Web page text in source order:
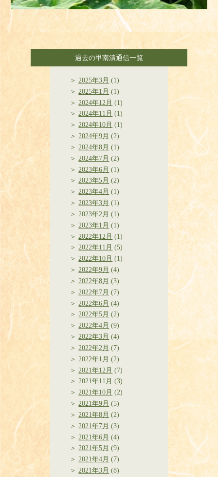
過去の甲南漬通信一覧
2025年3月 (1)
2025年1月 (1)
2024年12月 (1)
2024年11月 (1)
2024年10月 (1)
2024年9月 (2)
2024年8月 (1)
2024年7月 (2)
2023年6月 (1)
2023年5月 (2)
2023年4月 (1)
2023年3月 (1)
2023年2月 (1)
2023年1月 (1)
2022年12月 (1)
2022年11月 (5)
2022年10月 (1)
2022年9月 (4)
2022年8月 (3)
2022年7月 (7)
2022年6月 (4)
2022年5月 (2)
2022年4月 (9)
2022年3月 (4)
2022年2月 (7)
2022年1月 (2)
2021年12月 (7)
2021年11月 (3)
2021年10月 (2)
2021年9月 (5)
2021年8月 (2)
2021年7月 (3)
2021年6月 (4)
2021年5月 (9)
2021年4月 (7)
2021年3月 (8)